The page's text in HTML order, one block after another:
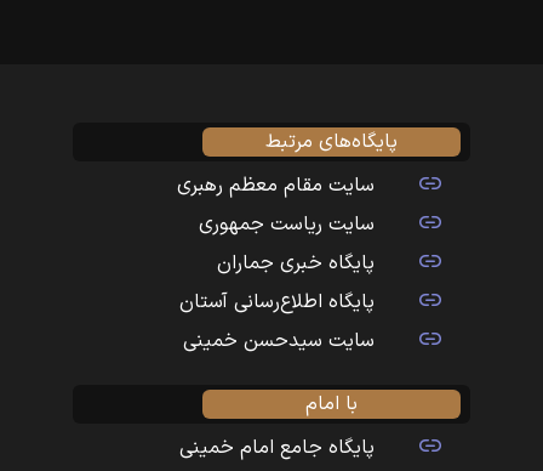
پایگاه‌های مرتبط
سایت مقام معظم رهبری
سایت ریاست جمهوری
پایگاه خبری جماران
پایگاه اطلاع‌رسانی آستان
سایت سیدحسن خمینی
با امام
پایگاه جامع امام خمینی